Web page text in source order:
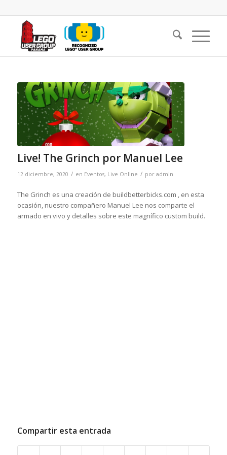
Live! The Grinch por Manuel Lee
12 diciembre, 2020 / en Eventos, Live Online / por admin
The Grinch es una creación de buildbetterbicks.com , en esta
ocasión, nuestro compañero Manuel Lee nos comparte el
armado en vivo y detalles sobre este magnífico custom build.
Compartir esta entrada